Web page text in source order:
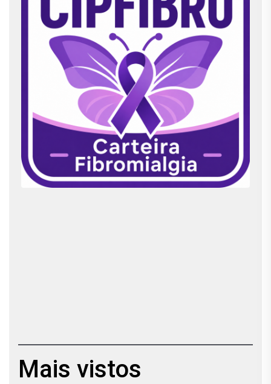
Mais vistos